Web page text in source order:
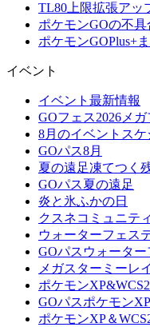
TL80上限拡張アッ
ポケモンGOの不具
ポケモンGOPlus+
イベント
イベント最新情報
GOフェス2026メ
8月のイベントス
GOパス8月
夏の遠足凍てつく
GOパス夏の遠足
炎と氷ふかの日
クスネコミュニテ
ウォーターフェス
GOパスウォーター
メガスターミーレ
ポケモン
GOパスポケモン
ポケモンXP＆